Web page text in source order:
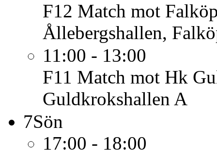
F12 Match mot
Ållebergshallen,
11:00 - 13:00
F11 Match mot Hk
Guldkrokshallen A
7Sön
17:00 - 18:00